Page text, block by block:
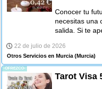
Conocer tu
necesitas una
salida. Si te
22 de julio de 2026
Otros Servicios en Murcia (Murcia)
-OFREZCO-
Tarot Visa